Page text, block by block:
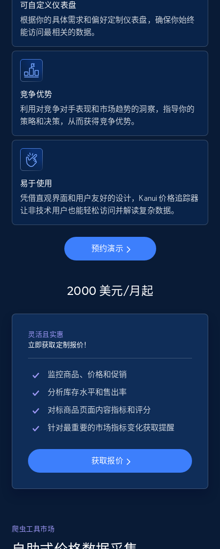
可自定义仪表盘
根据你的具体需求和偏好定制仪表盘，确保你始终
能访问最相关的数据。
竞争优势
利用对竞争对手表现和市场趋势的洞察，指导你的
策略和决策，从而获得竞争优势。
易于使用
凭借直观界面和用户友好的设计，Kanui 价格追踪器
让非技术用户也能轻松访问并解读复杂数据。
预约演示
2000 美元/月起
灵活且实惠
立即获取定制报价！
监控商品、价格和促销
分析库存水平和售出率
对标商品页面内容指标和评分
针对最重要的市场指标变化获取提醒
获取报价
爬虫工具市场